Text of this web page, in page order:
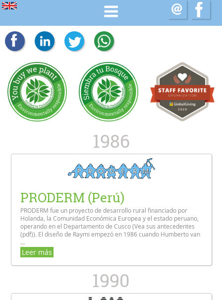
1986
PRODERM (Perú)
PRODERM fue un proyecto de desarrollo rural financiado por
Holanda, la Comunidad Económica Europea y el estado peruano,
operando en el Departamento de Cusco (Vea sus antecedentes
(pdf)). El diseño de Raymi empezó en 1986 cuando Humberto van
...
Leer más
1990